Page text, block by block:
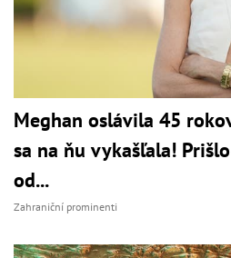
Meghan oslávila 45
sa na ňu vykašľala!
od...
Zahraniční prominenti